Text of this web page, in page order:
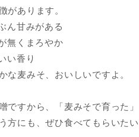
があります。
ん甘みがある
無くまろやか
い香り
な麦みそ、おいしいですよ。
ですから、「麦みそで育った
方にも、ぜひ食べてもらいたい